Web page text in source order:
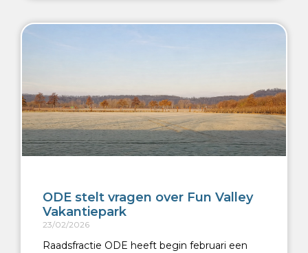
ODE stelt vragen over Fun Valley
Vakantiepark
23/02/2026
Raadsfractie ODE heeft begin februari een